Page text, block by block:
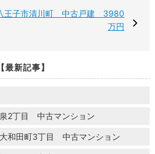
王子市清川町 中古戸建 3980
万円
【最新記事】
2丁目 中古マンション
和田町3丁目 中古マンション